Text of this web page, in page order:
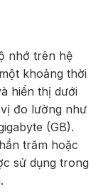
nhớ trên hệ
khoảng thời
hiển thị dưới
đo lường như
(GB).
trăm hoặc
sử dụng trong